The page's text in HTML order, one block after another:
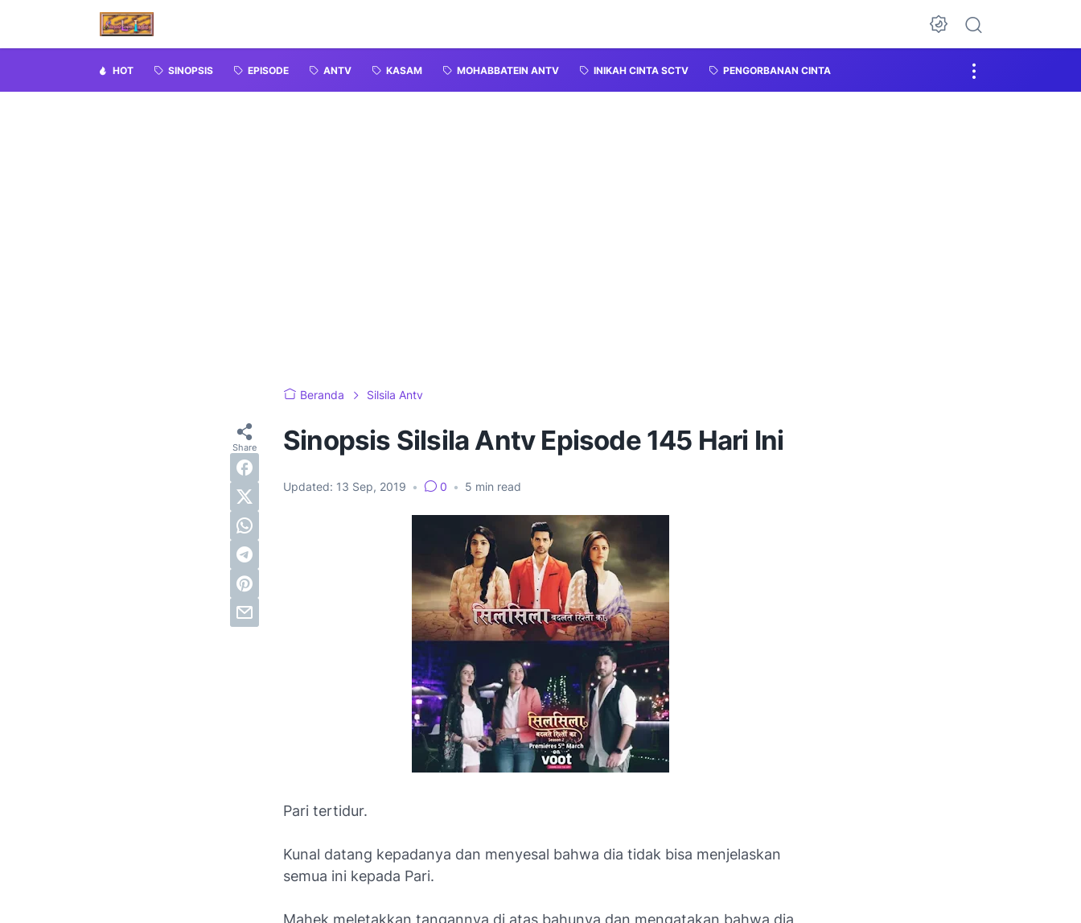
HOT SINOPSIS EPISODE ANTV KASAM MOHABBATEIN ANTV INIKAH CINTA SCTV PENGORBANAN CINTA
Beranda Silsila Antv
Sinopsis Silsila Antv Episode 145 Hari Ini
Updated: 13 Sep, 2019 • 0 • 5 min read
Pari tertidur.
Kunal datang kepadanya dan menyesal bahwa dia tidak bisa menjelaskan
semua ini kepada Pari.
Mahek meletakkan tangannya di atas bahunya dan mengatakan bahwa dia